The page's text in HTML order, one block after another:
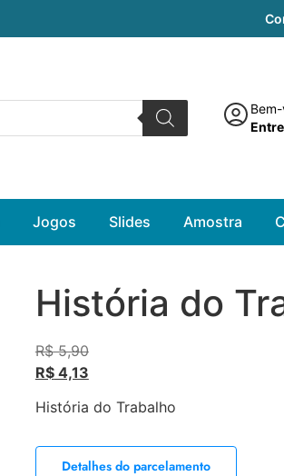
Jogos Slides Amostra
História do
R$5,90
R$4,13
História do Trabalho
Detalhes do parcelamento